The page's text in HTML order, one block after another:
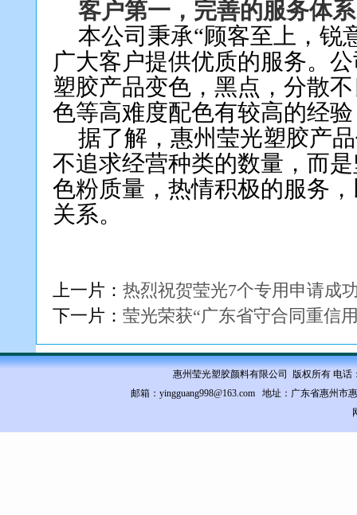
客户第一，完善的服务体系
本公司秉承“顾客至上，锐
广大客户提供优质的服务。
塑胶产品变色，黑点，分散
色等高难度配色有较高的经
据了解，惠州莹光塑胶产
不追求经营种类的数量，而
色粉质量，热情积极的服务
关系。
上一片： 热烈祝贺莹光7个专用申请成
下一片： 莹光荣获“广东省守合同重信
惠州莹光塑胶颜料有限公司 版权所有 电话
邮箱：yingguang998@163.com 地址： 广东省惠州市